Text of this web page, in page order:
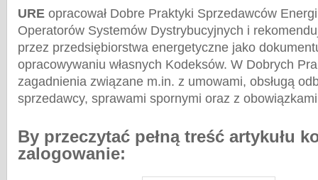
URE opracował Dobre Praktyki Sprzedawców
Operatorów Systemów Dystrybucyjnych i
przez przedsiębiorstwa energetyczne jako
opracowywaniu własnych Kodeksów. W Dobrych
zagadnienia związane m.in. z umowami, obsługą
sprzedawcy, sprawami spornymi oraz z
By przeczytać pełną treść artykułu
zalogowanie: